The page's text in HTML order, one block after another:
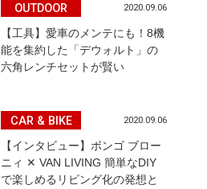
OUTDOOR 2020.09.06
【工具】愛車のメンテにも！8機
能を集約した「デウォルト」の
六角レンチセットが賢い
CAR & BIKE 2020.09.06
【インタビュー】ボンゴ ブロー
ニィ ✕ VAN LIVING 簡単なDIY
で楽しめるリビング化の発想と